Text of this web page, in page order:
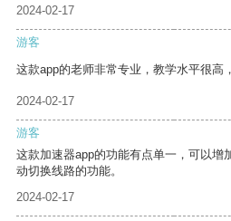
2024-02-17
游客
这款app的老师非常专业，教学水平很高
2024-02-17
游客
这款加速器app的功能有点单一，可以增
动切换线路的功能。
2024-02-17